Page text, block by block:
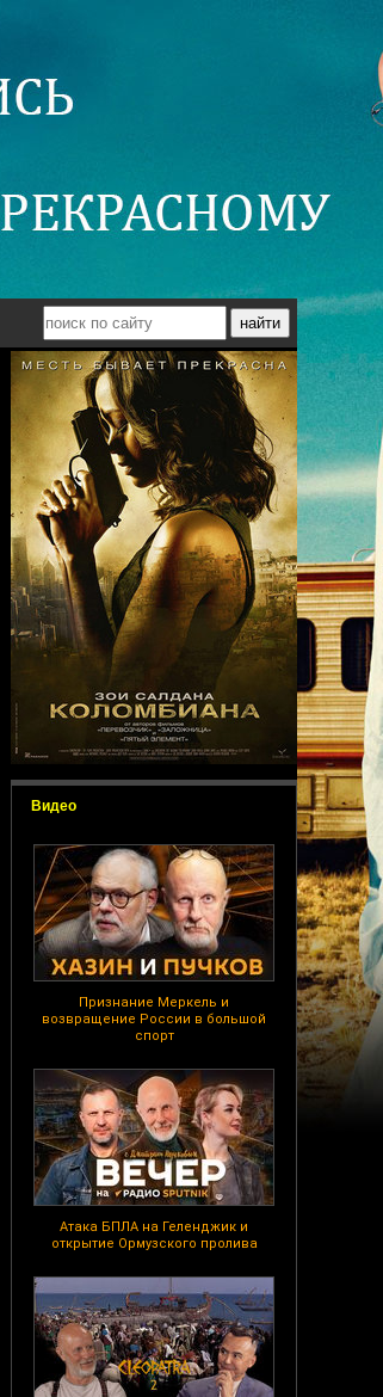
Видео
Признание Меркель и
возвращение России в большой
спорт
Атака БПЛА на Геленджик и
открытие Ормузского пролива